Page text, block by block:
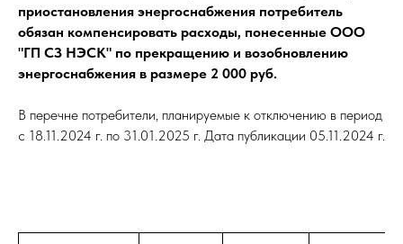
приостановления энергоснабжения потребитель
обязан компенсировать расходы, понесенные ООО
"ГП СЗ НЭСК" по прекращению и возобновлению
энергоснабжения в размере 2 000 руб.
В перечне потребители, планируемые к отключению в период
с 18.11.2024 г. по 31.01.2025 г. Дата публикации 05.11.2024 г.